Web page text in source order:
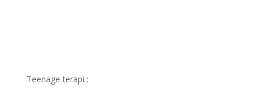
Teenage terapi :